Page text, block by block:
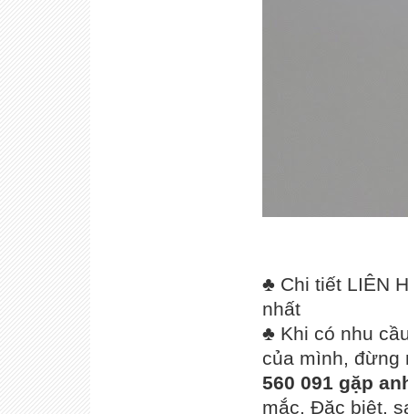
♣ Chi tiết LIÊN
nhất
♣ Khi có nhu
của mình, đừng
560 091 gặp
mắc. Đặc biệt,